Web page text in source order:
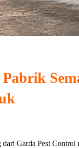
Garda Pest Control